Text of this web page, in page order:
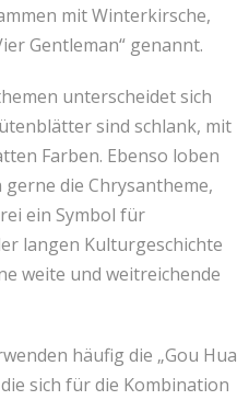
mit Winterkirsche,
Gentleman“ genannt.
unterscheidet sich
sind schlank, mit
Farben. Ebenso loben
die Chrysantheme,
ein Symbol für
langen Kulturgeschichte
weite und weitreichende
häufig die „Gou Hua
sich für die Kombination